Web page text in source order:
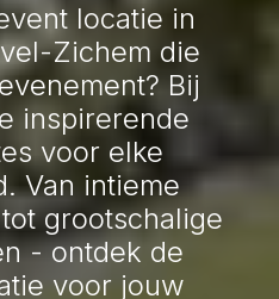
locatie in
Zichem die
Bij
inspirerende
voor elke
Van intieme
grootschalige
- ontdek de
voor jouw